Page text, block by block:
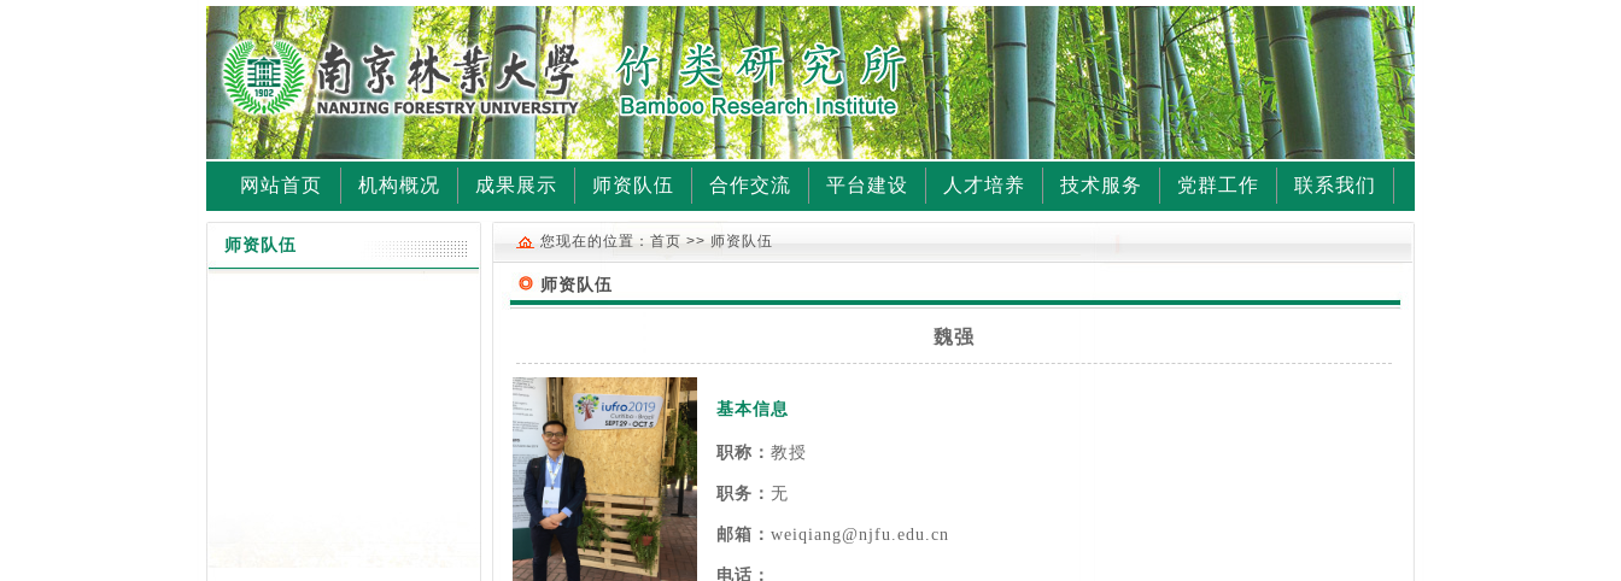
网站首页 机构概况 成果展示 师资队伍 合作交流 平台建设 人才培养 技术服务 党群工作 联系我们
师资队伍 您现在的位置： 首页 >> 师资队伍
师资队伍
魏强
基本信息
职称： 教授
职务： 无
邮箱： weiqiang@njfu.edu.cn
电话：